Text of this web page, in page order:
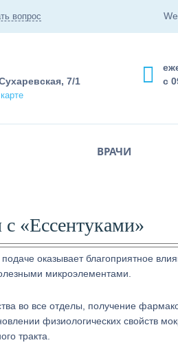
вопрос
с
7/1
ВРАЧИ
с «Ессентуками»
оказывает благоприятное
микроэлементами.
во все отделы, получение
физиологических свойств
тракта.